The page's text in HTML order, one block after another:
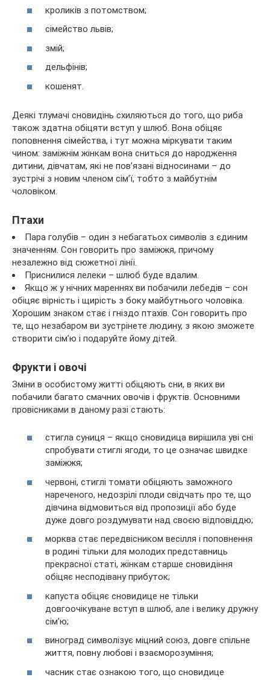
кроликів з потомством;
сімейство львів;
змій;
дельфінів;
кошенят.
Деякі тлумачі сновидінь схиляються до того, що риба
також здатна обіцяти вступ у шлюб. Вона обіцяє
поповнення сімейства, і тут можна міркувати таким
чином: заміжнім жінкам вона сниться до народження
дитини, дівчатам, які не пов’язані відносинами – до
зустрічі з новим членом сім’ї, тобто з майбутнім
чоловіком.
Птахи
Пара голубів – один з небагатьох символів з єдиним
значенням. Сон говорить про заміжжя, причому
незалежно від сюжетної лінії.
Приснилися лелеки – шлюб буде вдалим.
Якщо ж у нічних мареннях ви побачили лебедів – сон
обіцяє вірність і щирість з боку майбутнього чоловіка.
Хорошим знаком стає і гніздо птахів. Сон говорить про
те, що незабаром ви зустрінете людину, з якою зможете
створити сім’ю і подаруйте йому дітей.
Фрукти і овочі
Зміни в особистому житті обіцяють сни, в яких ви
побачили багато смачних овочів і фруктів. Основними
провісниками в даному разі стають:
стигла суниця – якщо сновидица вирішила уві сні
спробувати стиглі ягоди, то це означає швидке
заміжжя;
червоні, стиглі томати обіцяють заможного
нареченого, недозрілі плоди свідчать про те, що
дівчина відмовиться від пропозиції або буде
дуже довго роздумувати над своєю відповіддю;
морква стає передвісником весілля і поповнення
в родині тільки для молодих представниць
прекрасної статі, жінкам старше сновидіння
обіцяє несподівану прибуток;
капуста обіцяє сновидице не тільки
довгоочікуване вступ в шлюб, але і велику дружну
сім’ю;
виноград символізує міцний союз, довге спільне
життя, повну любові і взаєморозуміння;
часник стає ознакою того, що сновидице